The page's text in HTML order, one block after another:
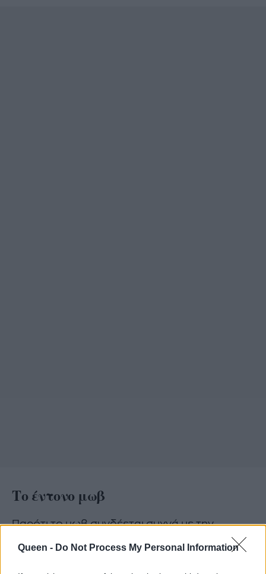
Queen - Do Not Process My Personal Information
Το έντονο μωβ
Παρότι το μωβ συνδέεται συχνά με την